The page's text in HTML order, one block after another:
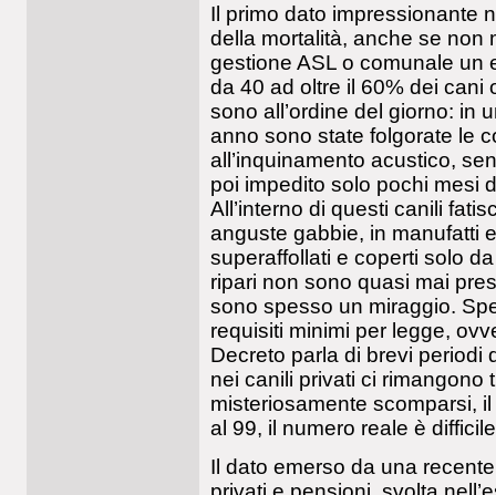
Il primo dato impressionante
della mortalità, anche se non
gestione ASL o comunale un
da 40 ad oltre il 60% dei cani
sono all’ordine del giorno: in
anno sono state folgorate le
all’inquinamento acustico,
poi impedito solo pochi mesi
All’interno di questi canili
anguste gabbie, in manufatti
superaffollati e coperti solo
ripari non sono quasi mai
sono spesso un miraggio.
requisiti minimi per legge,
Decreto parla di brevi periodi
nei canili privati ci rimangono
misteriosamente scomparsi,
al 99, il numero reale è
Il dato emerso da una